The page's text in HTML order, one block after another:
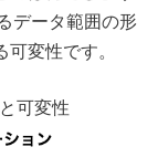
データ範囲の形
変性です。
可変性